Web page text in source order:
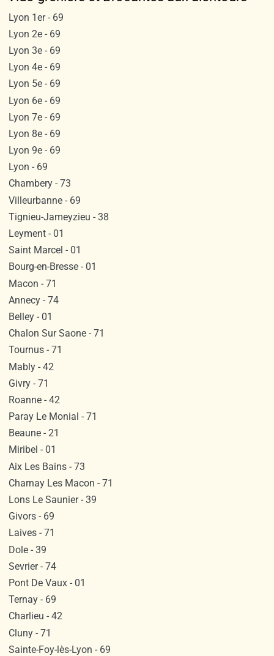
Lyon 1er - 69
Lyon 2e - 69
Lyon 3e - 69
Lyon 4e - 69
Lyon 5e - 69
Lyon 6e - 69
Lyon 7e - 69
Lyon 8e - 69
Lyon 9e - 69
Lyon - 69
Chambery - 73
Villeurbanne - 69
Tignieu-Jameyzieu - 38
Leyment - 01
Saint Marcel - 01
Bourg-en-Bresse - 01
Macon - 71
Annecy - 74
Belley - 01
Chalon Sur Saone - 71
Tournus - 71
Mably - 42
Givry - 71
Roanne - 42
Paray Le Monial - 71
Beaune - 21
Miribel - 01
Aix Les Bains - 73
Charnay Les Macon - 71
Lons Le Saunier - 39
Givors - 69
Laives - 71
Dole - 39
Sevrier - 74
Pont De Vaux - 01
Ternay - 69
Charlieu - 42
Cluny - 71
Sainte-Foy-lès-Lyon - 69